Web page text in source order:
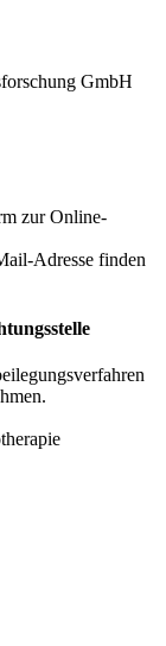
GmbH
zur Online-
Adresse finden